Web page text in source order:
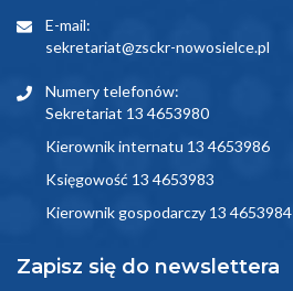
E-mail:
sekretariat@zsckr-nowosielce.pl
Numery telefonów:
Sekretariat 13 4653980
Kierownik internatu 13 4653986
Księgowość 13 4653983
Kierownik gospodarczy 13 4653984
Zapisz się do newslettera